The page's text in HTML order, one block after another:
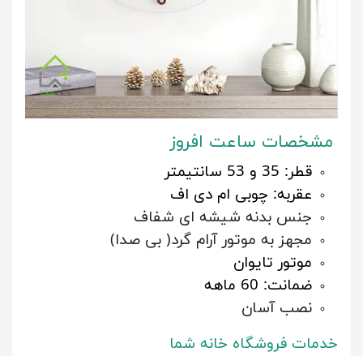
مشخصات ساعت افروز
قطر: 35 و 53 سانتیمتر
عقربه: چوبی ام دی اف
جنس بدنه شیشه ای شفاف
مجهز به موتور آرام گرد( بی صدا)
موتور تایوان
ضمانت: 60 ماهه
نصب آسان
خدمات فروشگاه خانه شما